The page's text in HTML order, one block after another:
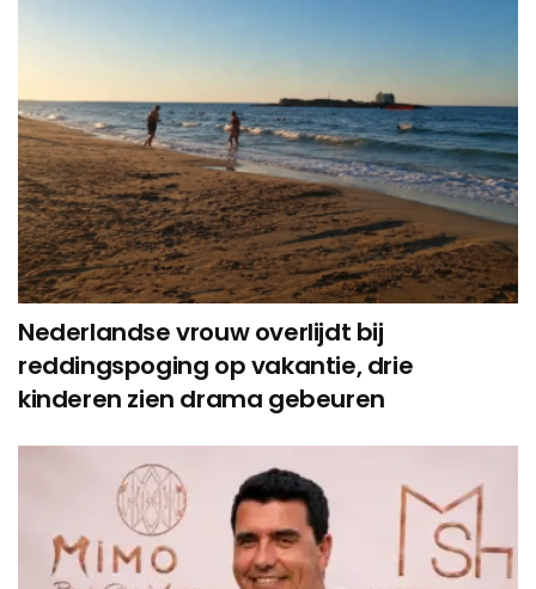
Nederlandse vrouw overlijdt bij
reddingspoging op vakantie, drie
kinderen zien drama gebeuren